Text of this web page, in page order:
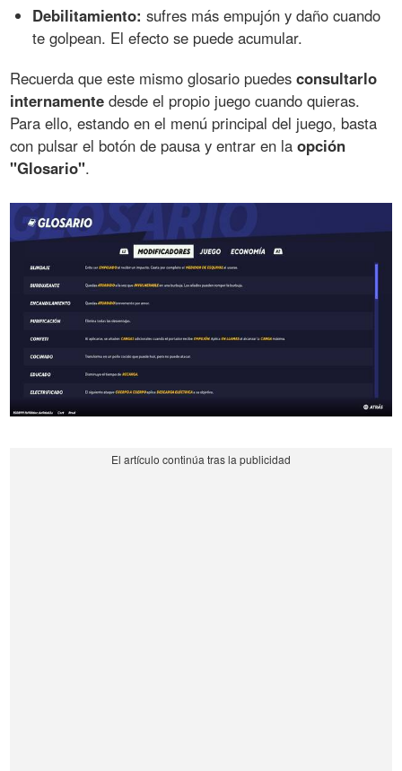
Debilitamiento: sufres más empujón y daño cuando
te golpean. El efecto se puede acumular.
Recuerda que este mismo glosario puedesconsultarlo
internamente desde el propio juego cuando quieras.
Para ello, estando en el menú principal del juego, basta
con pulsar el botón de pausa y entrar en laopción
"Glosario".